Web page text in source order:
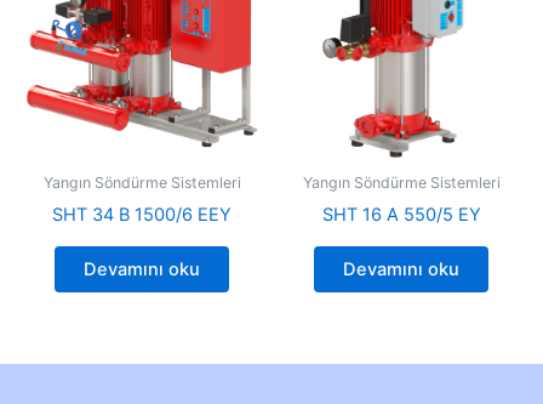
Yangın Söndürme Sistemleri
SHT 34 B 1500/6 EEY
Devamını oku
Yangın Söndürme Sistemleri
SHT 16 A 550/5 EY
Devamını oku